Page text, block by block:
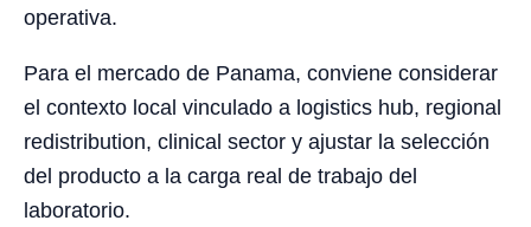
operativa.
Para el mercado de Panama, conviene considerar
el contexto local vinculado a logistics hub, regional
redistribution, clinical sector y ajustar la selección
del producto a la carga real de trabajo del
laboratorio.